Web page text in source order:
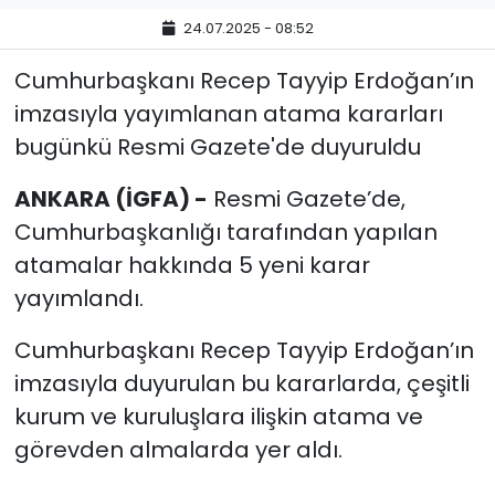
24.07.2025 - 08:52
Cumhurbaşkanı Recep Tayyip Erdoğan’ın
imzasıyla yayımlanan atama kararları
bugünkü Resmi Gazete'de duyuruldu
ANKARA (İGFA) - Resmi Gazete’de,
Cumhurbaşkanlığı tarafından yapılan
atamalar hakkında 5 yeni karar
yayımlandı.
Cumhurbaşkanı Recep Tayyip Erdoğan’ın
imzasıyla duyurulan bu kararlarda, çeşitli
kurum ve kuruluşlara ilişkin atama ve
görevden almalarda yer aldı.